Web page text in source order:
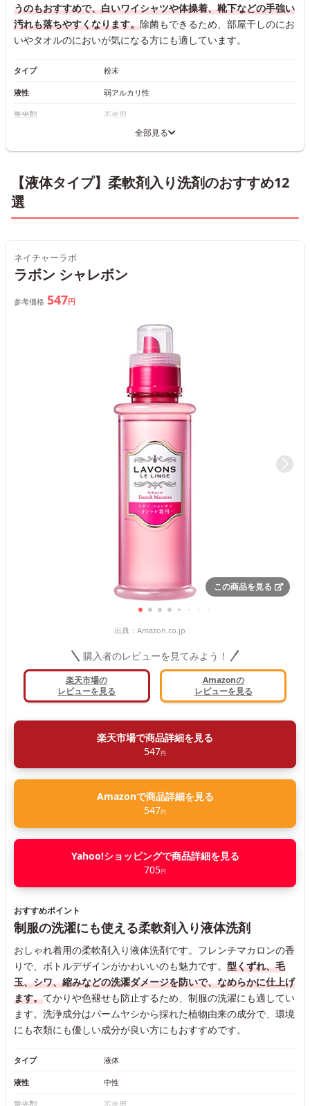
うのもおすすめで、白いワイシャツや体操着、靴下などの手強い
汚れも落ちやすくなります。除菌もできるため、部屋干しのにお
いやタオルのにおいが気になる方にも適しています。
タイプ 粉末
液性 弱アルカリ性
蛍光剤 不使用
全部見る
【液体タイプ】柔軟剤入り洗剤のおすすめ12
選
ネイチャーラボ
ラボン シャレボン
参考価格 547円
この商品を見る
出典： Amazon.co.jp
購入者のレビューを見てみよう！
楽天市場の
レビューを見る
Amazonの
レビューを見る
楽天市場で商品詳細を見る
547円
Amazonで商品詳細を見る
547円
Yahoo!ショッピングで商品詳細を見る
705円
おすすめポイント
制服の洗濯にも使える柔軟剤入り液体洗剤
おしゃれ着用の柔軟剤入り液体洗剤です。フレンチマカロンの香
りで、ボトルデザインがかわいいのも魅力です。 型くずれ、毛
玉、シワ、縮みなどの洗濯ダメージを防いで、なめらかに仕上げ
ます。てかりや色褪せも防止するため、制服の洗濯にも適してい
ます。洗浄成分はパームヤシから採れた植物由来の成分で、環境
にも衣類にも優しい成分が良い方にもおすすめです。
タイプ 液体
液性 中性